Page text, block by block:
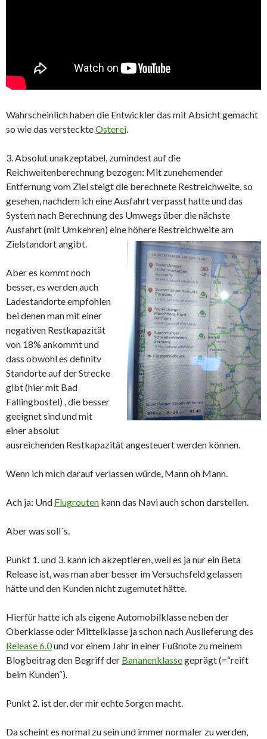
Wahrscheinlich haben die Entwickler das mit Absicht gemacht
so wie das versteckteOsterei.
3. Absolut unakzeptabel, zumindest auf die
Reichweitenberechnung bezogen: Mit zunehemender
Entfernung vom Ziel steigt die berechnete Restreichweite, so
gesehen, nachdem ich eine Ausfahrt verpasst hatte und das
System nach Berechnung des Umwegs über die nächste
Ausfahrt (mit Umkehren) eine höhere Restreichweite am
Zielstandort angibt.
Aber es kommt noch
besser, es werden auch
Ladestandorte empfohlen
bei denen man mit einer
negativen Restkapazität
von 18% ankommt und
dass obwohl es definitv
Standorte auf der Strecke
gibt (hier mit Bad
Fallingbostel) , die besser
geeignet sind und mit
einer absolut
ausreichenden Restkapazität angesteuert werden können.
Wenn ich mich darauf verlassen würde, Mann oh Mann.
Ach ja: Und Flugrouten kann das Navi auch schon darstellen.
Aber was soll´s.
Punkt 1. und 3. kann ich akzeptieren, weil es ja nur ein Beta
Release ist, was man aber besser im Versuchsfeld gelassen
hätte und den Kunden nicht zugemutet hätte.
Hierfür hatte ich als eigene Automobilklasse neben der
Oberklasse oder Mittelklasse ja schon nach Auslieferung des
Release 6.0und vor einem Jahr in einer Fußnote zu meinem
Blogbeitrag den Begriff der Bananenklassegeprägt (=“reift
beim Kunden“).
Punkt 2. ist der, der mir echte Sorgen macht.
Da scheint es normal zu sein und immer normaler zu werden,